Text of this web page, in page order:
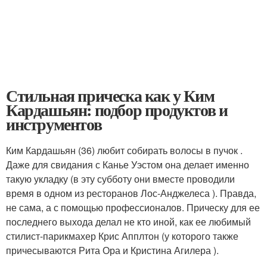
Стильная прическа как у Ким
Кардашьян: подбор продуктов и
инструментов
Ким Кардашьян (36) любит собирать волосы в пучок .
Даже для свидания с Канье Уэстом она делает именно
такую укладку (в эту субботу они вместе проводили
время в одном из ресторанов Лос-Анджелеса ). Правда,
не сама, а с помощью профессионалов. Прическу для ее
последнего выхода делал не кто иной, как ее любимый
стилист-парикмахер Крис Апплтон (у которого также
причесываются Рита Ора и Кристина Агилера ).